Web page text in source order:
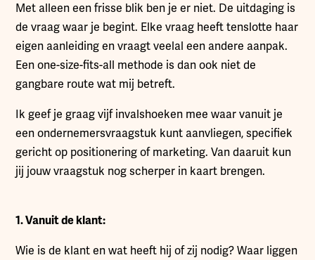
Met alleen een frisse blik ben je er niet. De uitdaging is
de vraag waar je begint. Elke vraag heeft tenslotte haar
eigen aanleiding en vraagt veelal een andere aanpak.
Een one-size-fits-all methode is dan ook niet de
gangbare route wat mij betreft.
Ik geef je graag vijf invalshoeken mee waar vanuit je
een ondernemersvraagstuk kunt aanvliegen, specifiek
gericht op positionering of marketing. Van daaruit kun
jij jouw vraagstuk nog scherper in kaart brengen.
1. Vanuit de klant:
Wie is de klant en wat heeft hij of zij nodig? Waar liggen